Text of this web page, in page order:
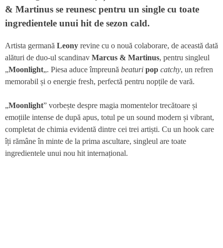
& Martinus se reunesc pentru un single cu toate
ingredientele unui hit de sezon cald.
Artista germană Leony revine cu o nouă colaborare, de această dată
alături de duo-ul scandinav Marcus & Martinus, pentru singleul
„Moonlight„. Piesa aduce împreună beaturi pop catchy, un refren
memorabil și o energie fresh, perfectă pentru nopțile de vară.
„Moonlight” vorbește despre magia momentelor trecătoare și
emoțiile intense de după apus, totul pe un sound modern și vibrant,
completat de chimia evidentă dintre cei trei artiști. Cu un hook care
îți rămâne în minte de la prima ascultare, singleul are toate
ingredientele unui nou hit internațional.